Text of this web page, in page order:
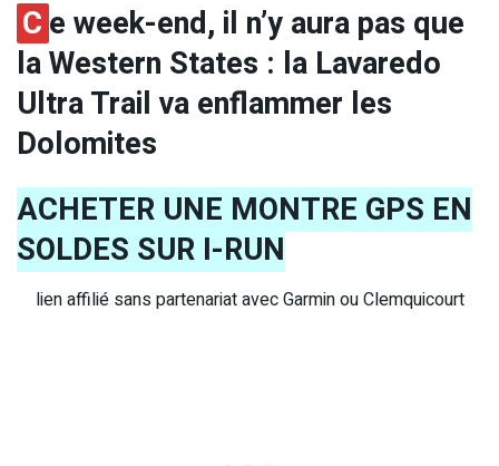
C e week-end, il n’y aura pas que
la Western States : la Lavaredo
Ultra Trail va enflammer les
Dolomites
ACHETER UNE MONTRE GPS EN
SOLDES SUR I-RUN
lien affilié sans partenariat avec Garmin ou Clemquicourt